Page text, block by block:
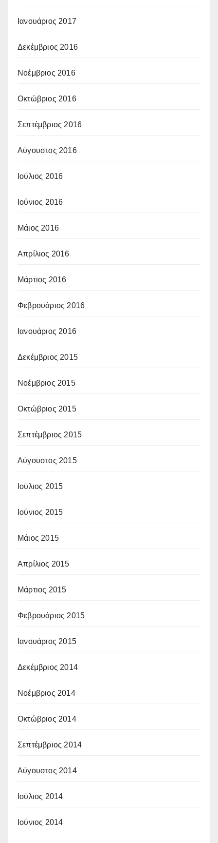
Ιανουάριος 2017
Δεκέμβριος 2016
Νοέμβριος 2016
Οκτώβριος 2016
Σεπτέμβριος 2016
Αύγουστος 2016
Ιούλιος 2016
Ιούνιος 2016
Μάιος 2016
Απρίλιος 2016
Μάρτιος 2016
Φεβρουάριος 2016
Ιανουάριος 2016
Δεκέμβριος 2015
Νοέμβριος 2015
Οκτώβριος 2015
Σεπτέμβριος 2015
Αύγουστος 2015
Ιούλιος 2015
Ιούνιος 2015
Μάιος 2015
Απρίλιος 2015
Μάρτιος 2015
Φεβρουάριος 2015
Ιανουάριος 2015
Δεκέμβριος 2014
Νοέμβριος 2014
Οκτώβριος 2014
Σεπτέμβριος 2014
Αύγουστος 2014
Ιούλιος 2014
Ιούνιος 2014